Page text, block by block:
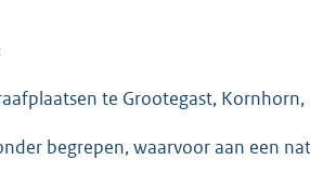
te Grootegast,
begrepen, waarvoor aan een